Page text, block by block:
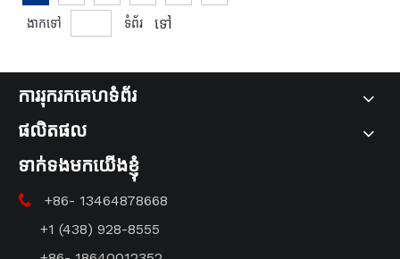
ងាកទៅ ទំព័រ ទៅ
ការរុករកគេហទំព័រ
ផលិតផល
ទាក់ទងមកយើងខ្ញុំ

+86- 13464878668
+1 (438) 928-8555